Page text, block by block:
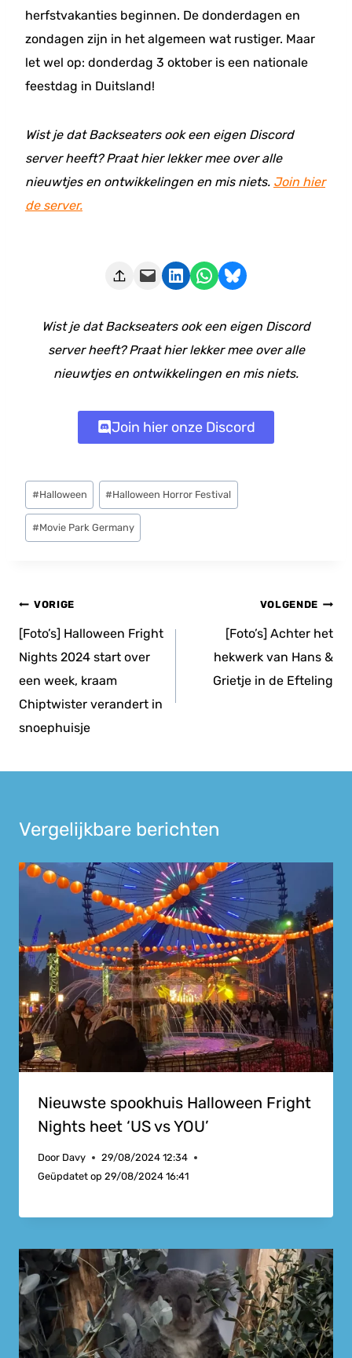
herfstvakanties beginnen. De donderdagen en
zondagen zijn in het algemeen wat rustiger. Maar
let wel op: donderdag 3 oktober is een nationale
feestdag in Duitsland!
Wist je dat Backseaters ook een eigen Discord
server heeft? Praat hier lekker mee over alle
nieuwtjes en ontwikkelingen en mis niets. Join hier
de server.
Deze pagina e-mailen Delen op LinkedIn Delen via WhatsApp Share on Bluesky
Wist je dat Backseaters ook een eigen Discord
server heeft? Praat hier lekker mee over alle
nieuwtjes en ontwikkelingen en mis niets.
Join hier onze Discord
Bericht
tags:
#Halloween #Halloween Horror Festival
#Movie Park Germany
Bericht
navigatie
VORIGE
[Foto’s] Halloween Fright
Nights 2024 start over
een week, kraam
Chiptwister verandert in
snoephuisje
VOLGENDE
[Foto’s] Achter het
hekwerk van Hans &
Grietje in de Efteling
Vergelijkbare berichten
Nieuwste spookhuis Halloween Fright
Nights heet ‘US vs YOU’
Door Davy
29/08/2024 12:34
Geüpdatet op 29/08/2024 16:41